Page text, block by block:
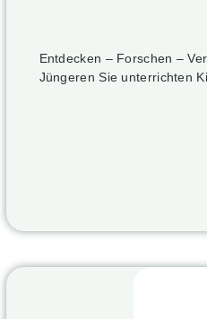
Entdecken – Forschen –
Jüngeren Sie unterrichten